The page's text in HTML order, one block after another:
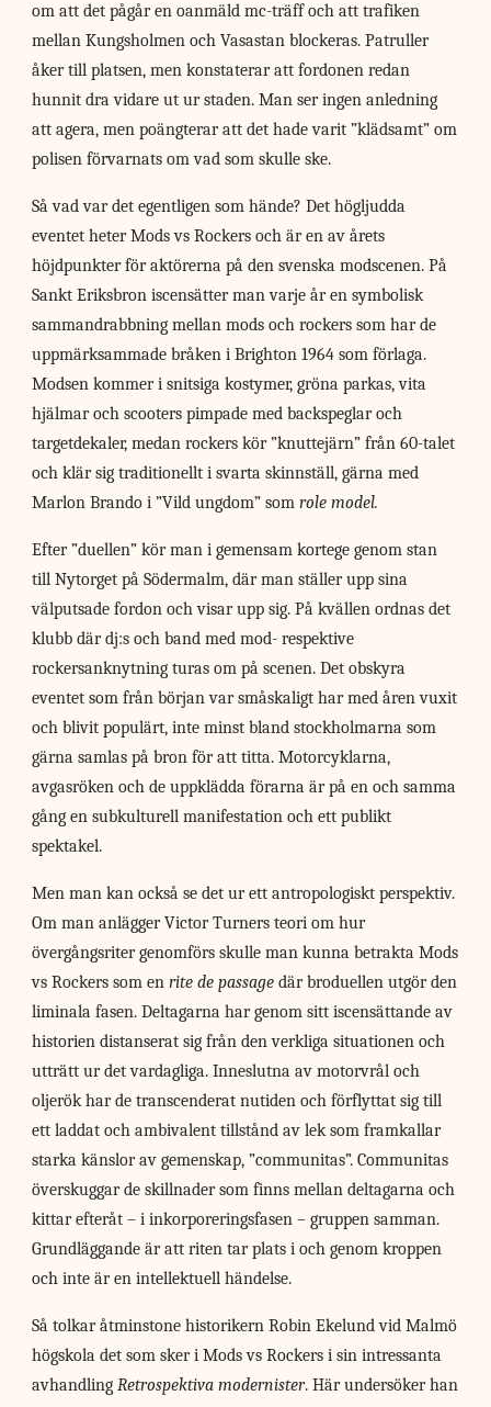
om att det pågår en oanmäld mc-träff och att trafiken
mellan Kungsholmen och Vasastan blockeras. Patruller
åker till platsen, men konstaterar att fordonen redan
hunnit dra vidare ut ur staden. Man ser ingen anledning
att agera, men poängterar att det hade varit ”klädsamt” om
polisen förvarnats om vad som skulle ske.
Så vad var det egentligen som hände? Det högljudda
eventet heter Mods vs Rockers och är en av årets
höjdpunkter för aktörerna på den svenska modscenen. På
Sankt Eriksbron iscensätter man varje år en symbolisk
sammandrabbning mellan mods och rockers som har de
uppmärksammade bråken i Brighton 1964 som förlaga.
Modsen kommer i snitsiga kostymer, gröna parkas, vita
hjälmar och scooters pimpade med backspeglar och
targetdekaler, medan rockers kör ”knuttejärn” från 60-talet
och klär sig traditionellt i svarta skinnställ, gärna med
Marlon Brando i ”Vild ungdom” somrole model.
Efter ”duellen” kör man i gemensam kortege genom stan
till Nytorget på Södermalm, där man ställer upp sina
välputsade fordon och visar upp sig. På kvällen ordnas det
klubb där dj:s och band med mod- respektive
rockersanknytning turas om på scenen. Det obskyra
eventet som från början var småskaligt har med åren vuxit
och blivit populärt, inte minst bland stockholmarna som
gärna samlas på bron för att titta. Motorcyklarna,
avgasröken och de uppklädda förarna är på en och samma
gång en subkulturell manifestation och ett publikt
spektakel.
Men man kan också se det ur ett antropologiskt perspektiv.
Om man anlägger Victor Turners teori om hur
övergångsriter genomförs skulle man kunna betrakta Mods
vs Rockers som enrite de passage där broduellen utgör den
liminala fasen. Deltagarna har genom sitt iscensättande av
historien distanserat sig från den verkliga situationen och
utträtt ur det vardagliga. Inneslutna av motorvrål och
oljerök har de transcenderat nutiden och förflyttat sig till
ett laddat och ambivalent tillstånd av lek som framkallar
starka känslor av gemenskap, ”communitas”. Communitas
överskuggar de skillnader som finns mellan deltagarna och
kittar efteråt – i inkorporeringsfasen – gruppen samman.
Grundläggande är att riten tar plats i och genom kroppen
och inte är en intellektuell händelse.
Så tolkar åtminstone historikern Robin Ekelund vid Malmö
högskola det som sker i Mods vs Rockers i sin intressanta
avhandlingRetrospektiva modernister. Här undersöker han